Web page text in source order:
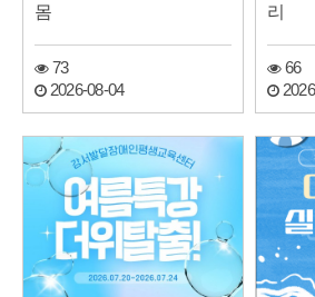
몸
73
2026-08-04
리
66